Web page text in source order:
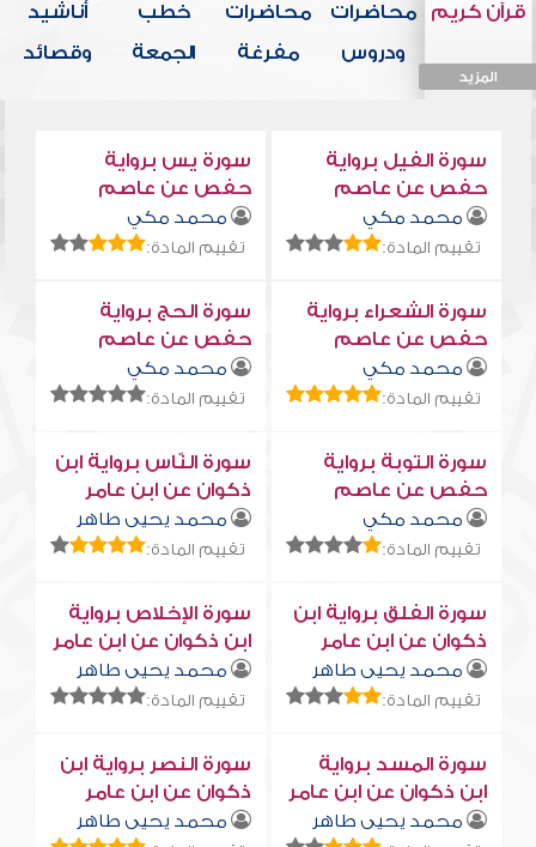
قرآن كريم
المزيد
محاضرات
ودروس
محاضرات
مفرغة
خطب
الجمعة
أناشيد
وقصائد
سورة الفيل برواية
حفص عن عاصم
محمد مكي
تقييم المادة:
سورة يس برواية
حفص عن عاصم
محمد مكي
تقييم المادة:
سورة الشعراء برواية
حفص عن عاصم
محمد مكي
تقييم المادة:
سورة الحج برواية
حفص عن عاصم
محمد مكي
تقييم المادة:
سورة التوبة برواية
حفص عن عاصم
محمد مكي
تقييم المادة:
سورة النّاس برواية ابن
ذكوان عن ابن عامر
محمد يحيى طاهر
تقييم المادة:
سورة الفلق برواية ابن
ذكوان عن ابن عامر
محمد يحيى طاهر
تقييم المادة:
سورة الإخلاص برواية
ابن ذكوان عن ابن عامر
محمد يحيى طاهر
تقييم المادة:
سورة المسد برواية
ابن ذكوان عن ابن عامر
محمد يحيى طاهر
سورة النصر برواية ابن
ذكوان عن ابن عامر
محمد يحيى طاهر